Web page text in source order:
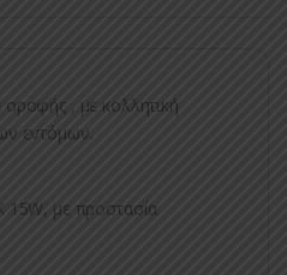
οροφής , με κολλητική
εντόμων.
15W, με προστασία